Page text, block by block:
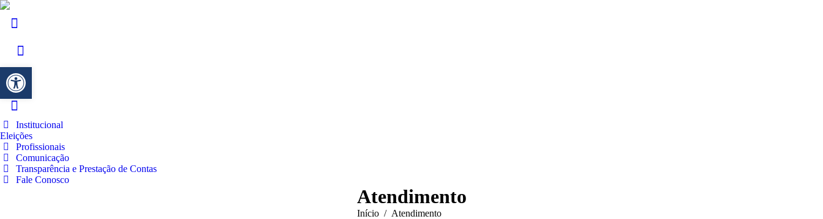
Institucional
Eleições
Profissionais
Comunicação
Transparência e Prestação de Contas
Fale Conosco
Atendimento
Você está aqui:
Início Atendimento
Barra de Ferramentas Aberta